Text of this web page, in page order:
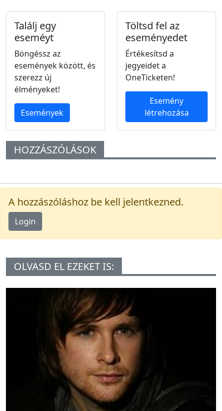
Találj egy
eseméyt
Böngéssz az
események között, és
szerezz új
élményeket!
Események
Töltsd fel az
eseményedet
Értékesítsd a
jegyeidet a
OneTicketen!
Esemény
létrehozása
HOZZÁSZÓLÁSOK
A hozzászóláshoz be kell jelentkezned.
Login
OLVASD EL EZEKET IS: